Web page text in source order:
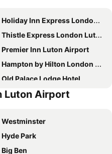
Holiday Inn Express London - Luton Airport By Ihg
Thistle Express London Luton
Premier Inn Luton Airport
Hampton by Hilton London Luton Airport
Old Palace Lodge Hotel
Travelodge Hemel Hempstead Gateway
Premier Inn Luton Town Centre
Travelodge Welwyn Garden City
Premier Inn Stevenage Central
Luton Airport
Westminster
Hyde Park
Big Ben